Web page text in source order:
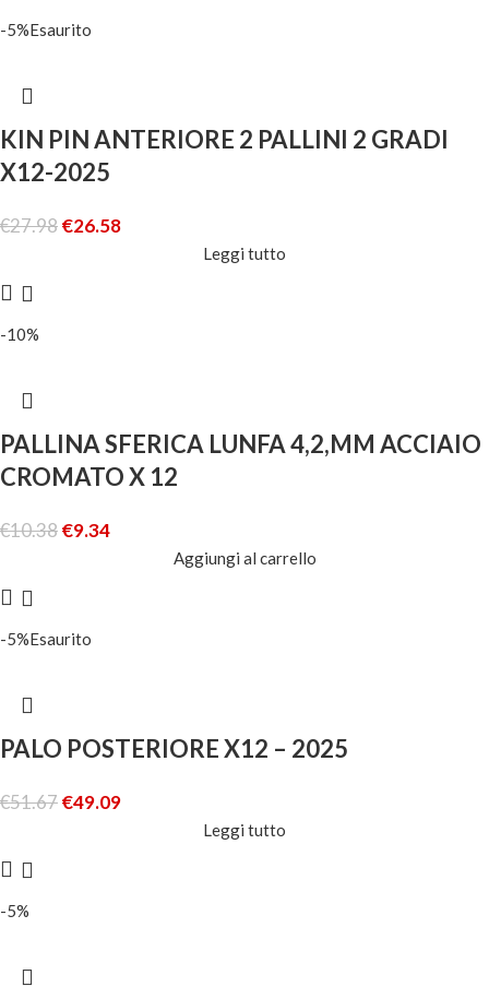
-5%Esaurito
KIN PIN ANTERIORE 2 PALLINI 2 GRADI
X12-2025
€27.98€26.58
Leggi tutto
-10%
PALLINA SFERICA LUNFA 4,2,MM ACCIAIO
CROMATO X 12
€10.38€9.34
Aggiungi al carrello
-5%Esaurito
PALO POSTERIORE X12 – 2025
€51.67€49.09
Leggi tutto
-5%